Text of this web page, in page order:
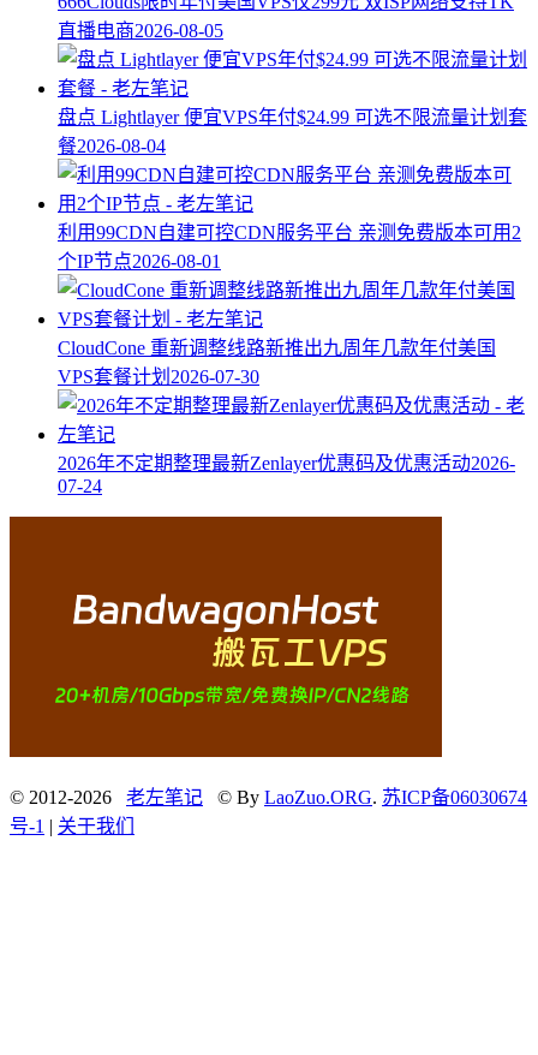
直播电商2026-08-05
盘点 Lightlayer 便宜VPS年付$24.99 可选不限流量计划套
餐2026-08-04
利用99CDN自建可控CDN服务平台 亲测免费版本可用2
个IP节点2026-08-01
CloudCone 重新调整线路新推出九周年几款年付美国
VPS套餐计划 2026-07-30
2026年不定期整理最新Zenlayer优惠码及优惠活动2026-
07-24
© 2012-2026 老左笔记 © By LaoZuo.ORG. 苏ICP备06030674
号-1 | 关于我们